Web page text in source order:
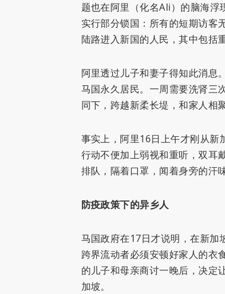
题也在阿里（化名Ali）的脑海浮
实行部分锁国：所有的短期访客
陆路进入新国的人民，其中包括
阿里透过儿子和妻子得知此消息
马国永久居民。一周需要洗肾三
同下，跨越新柔长堤，和家人相聚
事实上，阿里16日上午才刚从新
行动不便加上弱视和重听，双耳
排队，隔着口罩，闻着身旁的汗
防疫政策下的异乡人
马国政府在17日才说明，在新加
跨界流动者必须安顿好家人的衣
的儿子和母亲商讨一晚后，决定
加坡。